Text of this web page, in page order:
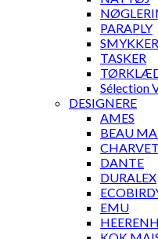
PARAPLY
TASKER
Sélection
DESIGNERE
AMES
BEAU
DANTE
DURALEX
EMU